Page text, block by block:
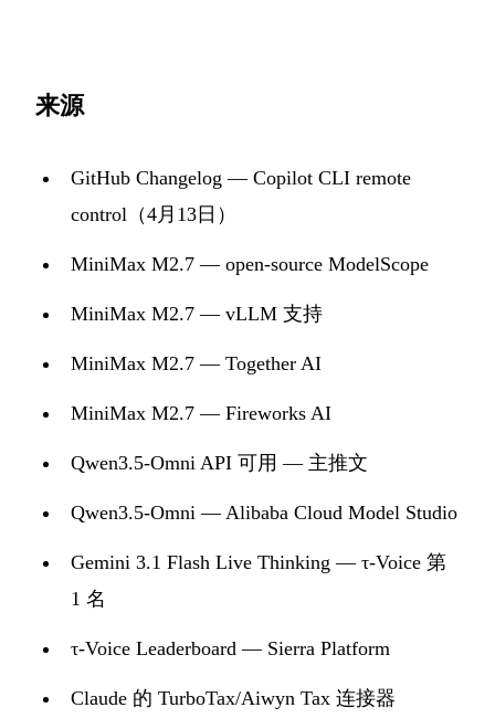
来源
GitHub Changelog — Copilot CLI remote
control（4月13日）
MiniMax M2.7 — open-source ModelScope
MiniMax M2.7 — vLLM 支持
MiniMax M2.7 — Together AI
MiniMax M2.7 — Fireworks AI
Qwen3.5-Omni API 可用 — 主推文
Qwen3.5-Omni — Alibaba Cloud Model Studio
Gemini 3.1 Flash Live Thinking — τ-Voice 第
1 名
τ-Voice Leaderboard — Sierra Platform
Claude 的 TurboTax/Aiwyn Tax 连接器